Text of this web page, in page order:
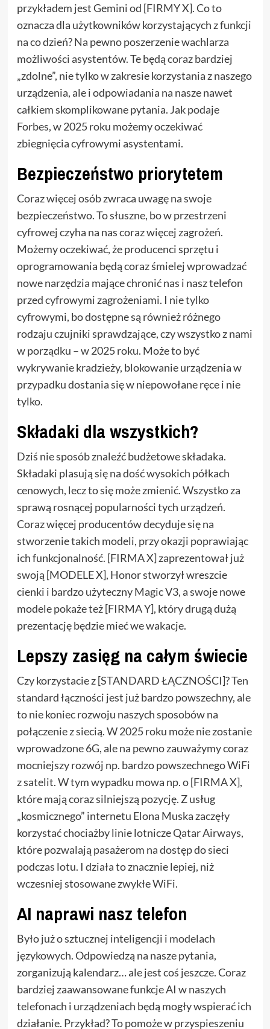
przykładem jest Gemini od [FIRMY X]. Co to
oznacza dla użytkowników korzystających z funkcji
na co dzień? Na pewno poszerzenie wachlarza
możliwości asystentów. Te będą coraz bardziej
„zdolne”, nie tylko w zakresie korzystania z naszego
urządzenia, ale i odpowiadania na nasze nawet
całkiem skomplikowane pytania. Jak podaje
Forbes, w 2025 roku możemy oczekiwać
zbiegnięcia cyfrowymi asystentami.
Bezpieczeństwo priorytetem
Coraz więcej osób zwraca uwagę na swoje
bezpieczeństwo. To słuszne, bo w przestrzeni
cyfrowej czyha na nas coraz więcej zagrożeń.
Możemy oczekiwać, że producenci sprzętu i
oprogramowania będą coraz śmielej wprowadzać
nowe narzędzia mające chronić nas i nasz telefon
przed cyfrowymi zagrożeniami. I nie tylko
cyfrowymi, bo dostępne są również różnego
rodzaju czujniki sprawdzające, czy wszystko z nami
w porządku – w 2025 roku. Może to być
wykrywanie kradzieży, blokowanie urządzenia w
przypadku dostania się w niepowołane ręce i nie
tylko.
Składaki dla wszystkich?
Dziś nie sposób znaleźć budżetowe składaka.
Składaki plasują się na dość wysokich półkach
cenowych, lecz to się może zmienić. Wszystko za
sprawą rosnącej popularności tych urządzeń.
Coraz więcej producentów decyduje się na
stworzenie takich modeli, przy okazji poprawiając
ich funkcjonalność. [FIRMA X] zaprezentował już
swoją [MODELE X], Honor stworzył wreszcie
cienki i bardzo użyteczny Magic V3, a swoje nowe
modele pokaże też [FIRMA Y], który drugą dużą
prezentację będzie mieć we wakacje.
Lepszy zasięg na całym świecie
Czy korzystacie z [STANDARD ŁĄCZNOŚCI]? Ten
standard łączności jest już bardzo powszechny, ale
to nie koniec rozwoju naszych sposobów na
połączenie z siecią. W 2025 roku może nie zostanie
wprowadzone 6G, ale na pewno zauważymy coraz
mocniejszy rozwój np. bardzo powszechnego WiFi
z satelit. W tym wypadku mowa np. o [FIRMA X],
które mają coraz silniejszą pozycję. Z usług
„kosmicznego” internetu Elona Muska zaczęły
korzystać chociażby linie lotnicze Qatar Airways,
które pozwalają pasażerom na dostęp do sieci
podczas lotu. I działa to znacznie lepiej, niż
wczesniej stosowane zwykłe WiFi.
AI naprawi nasz telefon
Było już o sztucznej inteligencji i modelach
językowych. Odpowiedzą na nasze pytania,
zorganizują kalendarz… ale jest coś jeszcze. Coraz
bardziej zaawansowane funkcje AI w naszych
telefonach i urządzeniach będą mogły wspierać ich
działanie. Przykład? To pomoże w przyspieszeniu